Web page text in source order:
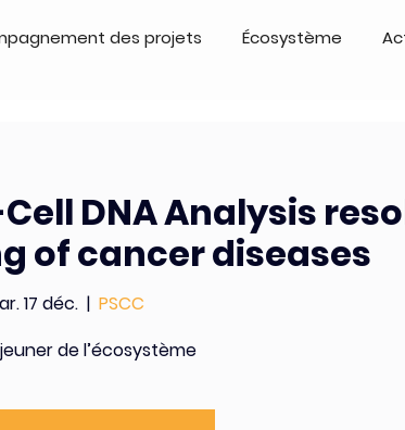
des projets Écosystème
DNA Analysis
of cancer diseases
17 déc.
  |
PSCC
de l’écosystème